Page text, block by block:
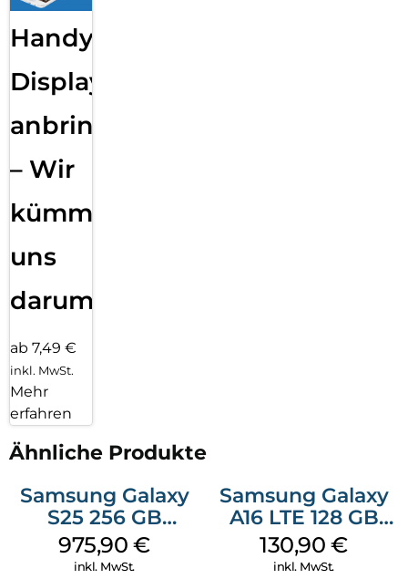
Handy
Displayfolie
anbringen
– Wir
kümmern
uns
darum!
ab 7,49 €
inkl. MwSt.
Mehr
erfahren
Ähnliche Produkte
Samsung Galaxy
S25 256 GB
Icyblue
975,90€
inkl. MwSt.
Samsung Galaxy
A16 LTE 128 GB
Black
130,90€
inkl. MwSt.